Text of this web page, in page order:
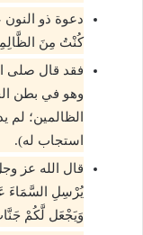
دعوة ذو النون
كُنْتُ مِنَ
فقد قال صلى
وهو في بطن
الظالمين؛
استجاب له).
قال الله عز
يُرْسِلِ السَّمَاءَ
وَيَجْعَل لَّكُمْ